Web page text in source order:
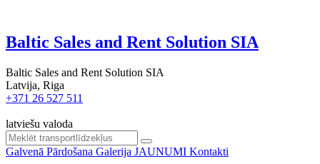
Baltic Sales and Rent Solution SIA
Baltic Sales and Rent Solution SIA
Latvija, Riga
+371 26 527 511
latviešu valoda
Galvenā Pārdošana Galerija JAUNUMI Kontakti